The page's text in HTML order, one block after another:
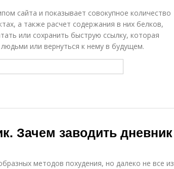
сайта и показывает совокупное количество
а также расчет содержания в них белков,
или сохранить быструю ссылку, которая
или вернуться к нему в будущем.
Зачем заводить дневник
методов похудения, но далеко не все из